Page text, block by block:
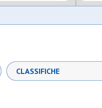
CLASSIFICHE